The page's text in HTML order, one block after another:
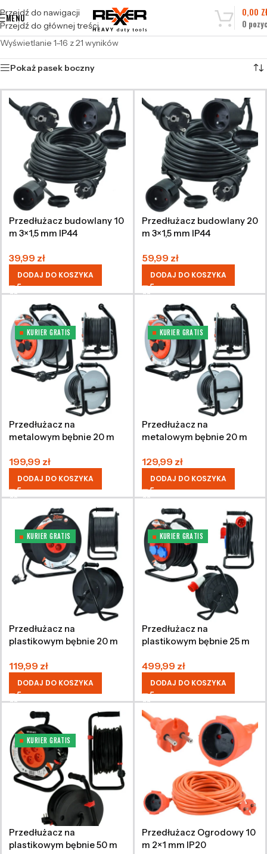
Przejdź do nawigacji
Przejdź do głównej treści
MENU
0
0,00
Wyświetlanie 1–16 z 21 wyników
Pokaż pasek boczny
Przedłużacz budowlany 10
m 3×1,5 mm IP44
39,99 zł
DODAJ DO KOSZYKA
Przedłużacz budowlany 20
m 3×1,5 mm IP44
59,99 zł
DODAJ DO KOSZYKA
KURIER GRATIS
Przedłużacz na
metalowym bębnie 20 m
199,99 zł
DODAJ DO KOSZYKA
KURIER GRATIS
Przedłużacz na
metalowym bębnie 20 m
129,99 zł
DODAJ DO KOSZYKA
KURIER GRATIS
Przedłużacz na
plastikowym bębnie 20 m
119,99 zł
DODAJ DO KOSZYKA
KURIER GRATIS
Przedłużacz na
plastikowym bębnie 25 m
499,99 zł
DODAJ DO KOSZYKA
KURIER GRATIS
Przedłużacz na
plastikowym bębnie 50 m
Przedłużacz Ogrodowy 10
m 2×1 mm IP20